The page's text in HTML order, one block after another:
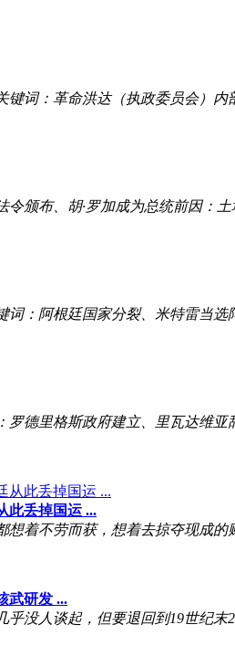
命洪达（执政委员会）内部
颁布、胡·罗加成为总统前因：
根廷国家分裂、米特雷当选
格斯政府建立、里瓦达维亚
此丢掉国运 ...
着不劳而获，想着去掠夺现成
武研发 ...
人谈起，但要退回到19世纪末